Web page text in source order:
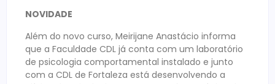
NOVIDADE
Além do novo curso, Meirijane Anastácio informa
que a Faculdade CDL já conta com um laboratório
de psicologia comportamental instalado e junto
com a CDL de Fortaleza está desenvolvendo a